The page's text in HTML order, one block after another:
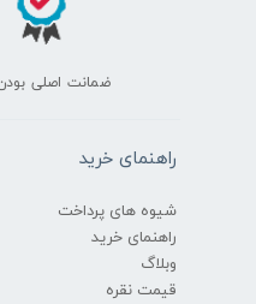
ضمانت اصلی بودن
راهنمای خرید
شیوه های پرداخت
راهنمای خرید
وبلاگ
قیمت نقره